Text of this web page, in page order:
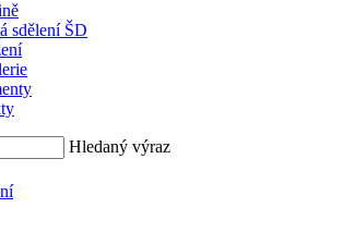
sdělení ŠD
Hledaný výraz